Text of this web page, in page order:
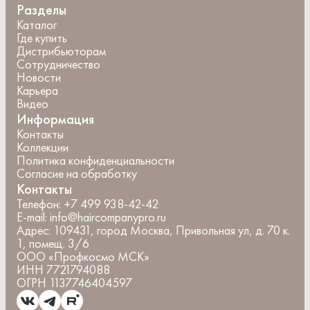
Разделы
Каталог
Где купить
Дистрибьюторам
Сотрудничество
Новости
Карьера
Видео
Информация
Контакты
Коллекции
Политика конфиденциальности
Согласие на обработку
Контакты
Телефон: +7 499 938-42-42
E-mail: info@haircompanypro.ru
Адрес: 109431, город Москва, Привольная ул, д. 70 к.
1, помещ. 3/6
ООО «Профкосмо МСК»
ИНН 7721794088
ОГРН 1137746404597